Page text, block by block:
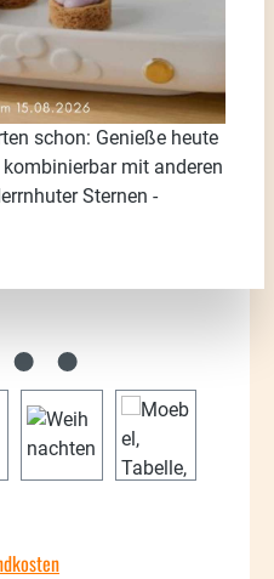
schon: Genieße heute
mit anderen
Sternen -